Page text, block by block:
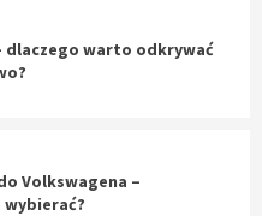
dlaczego warto odkrywać
Volkswagena –